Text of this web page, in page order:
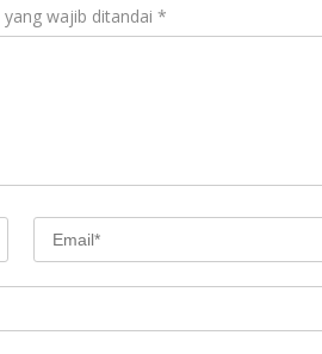
yang wajib ditandai *